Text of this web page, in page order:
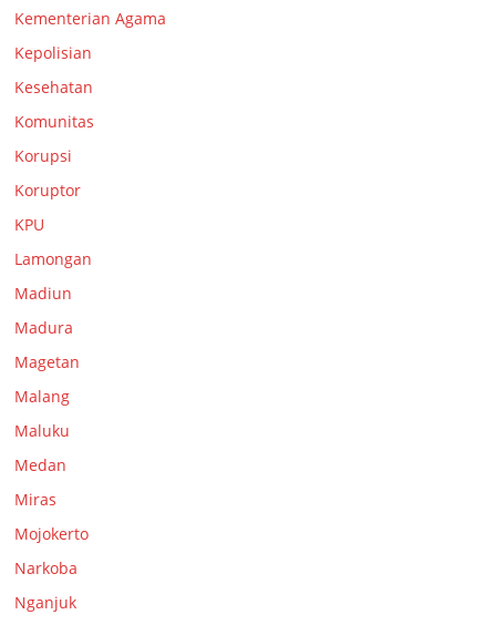
Kementerian Agama
Kepolisian
Kesehatan
Komunitas
Korupsi
Koruptor
KPU
Lamongan
Madiun
Madura
Magetan
Malang
Maluku
Medan
Miras
Mojokerto
Narkoba
Nganjuk